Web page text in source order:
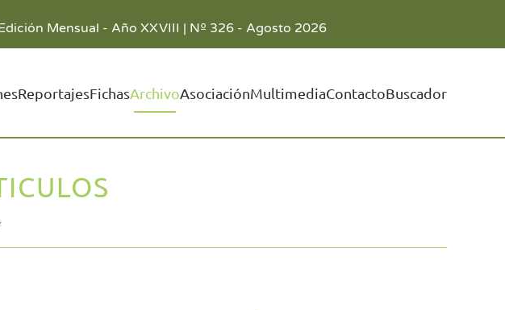
Mensual - Año XXVIII | Nº 326 - Agosto 2026
ReportajesFichasArchivoAsociaciónMultimediaContactoBuscador